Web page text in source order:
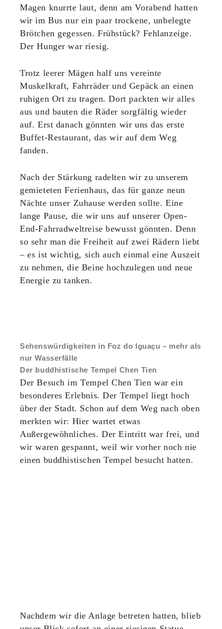
Magen knurrte laut, denn am Vorabend hatten
wir im Bus nur ein paar trockene, unbelegte
Brötchen gegessen. Frühstück? Fehlanzeige.
Der Hunger war riesig.
Trotz leerer Mägen half uns vereinte
Muskelkraft, Fahrräder und Gepäck an einen
ruhigen Ort zu tragen. Dort packten wir alles
aus und bauten die Räder sorgfältig wieder
auf. Erst danach gönnten wir uns das erste
Buffet-Restaurant, das wir auf dem Weg
fanden.
Nach der Stärkung radelten wir zu unserem
gemieteten Ferienhaus, das für ganze neun
Nächte unser Zuhause werden sollte. Eine
lange Pause, die wir uns auf unserer Open-
End-Fahrradweltreise bewusst gönnten. Denn
so sehr man die Freiheit auf zwei Rädern liebt
– es ist wichtig, sich auch einmal eine Auszeit
zu nehmen, die Beine hochzulegen und neue
Energie zu tanken.
Sehenswürdigkeiten in Foz do Iguaçu – mehr als
nur Wasserfälle
Der buddhistische Tempel Chen Tien
Der Besuch im Tempel Chen Tien war ein
besonderes Erlebnis. Der Tempel liegt hoch
über der Stadt. Schon auf dem Weg nach oben
merkten wir: Hier wartet etwas
Außergewöhnliches. Der Eintritt war frei, und
wir waren gespannt, weil wir vorher noch nie
einen buddhistischen Tempel besucht hatten.
Nachdem wir die Anlage betreten hatten, blieb